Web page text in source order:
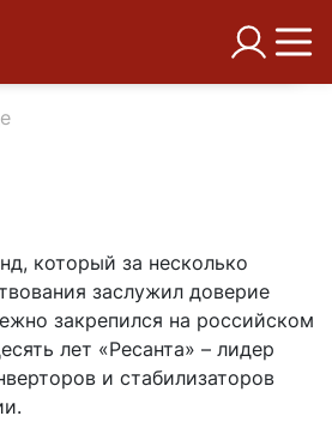
который за несколько
заслужил доверие
закрепился на российском
лет «Ресанта» – лидер
и стабилизаторов